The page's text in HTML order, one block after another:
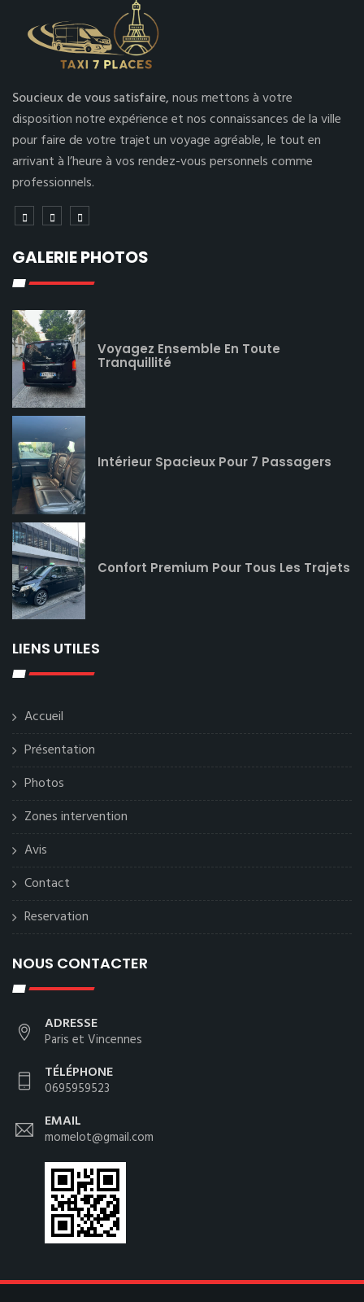
Soucieux de vous satisfaire,nous mettons à votre
disposition notre expérience et nos connaissances de la ville
pour faire de votre trajet un voyage agréable, le tout en
arrivant à l’heure à vos rendez-vous personnels comme
professionnels.
GALERIE PHOTOS
Voyagez Ensemble En Toute
Tranquillité
Intérieur Spacieux Pour 7 Passagers
Confort Premium Pour Tous Les Trajets
LIENS UTILES
Accueil
Présentation
Photos
Zones intervention
Avis
Contact
Reservation
NOUS CONTACTER
ADRESSE
Paris et Vincennes
TÉLÉPHONE
0695959523
EMAIL
momelot@gmail.com